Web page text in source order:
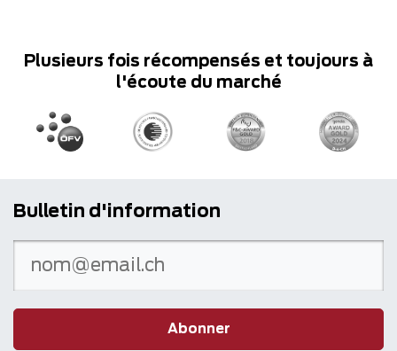
Plusieurs fois récompensés et toujours à
l'écoute du marché
Bulletin d'information
Abonner